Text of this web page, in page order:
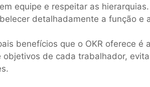
equipe e respeitar as
detalhadamente a função e
benefícios que o OKR oferece é a
de cada trabalhador,